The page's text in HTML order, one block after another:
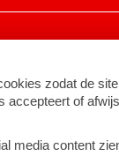
©2026BNNVARA